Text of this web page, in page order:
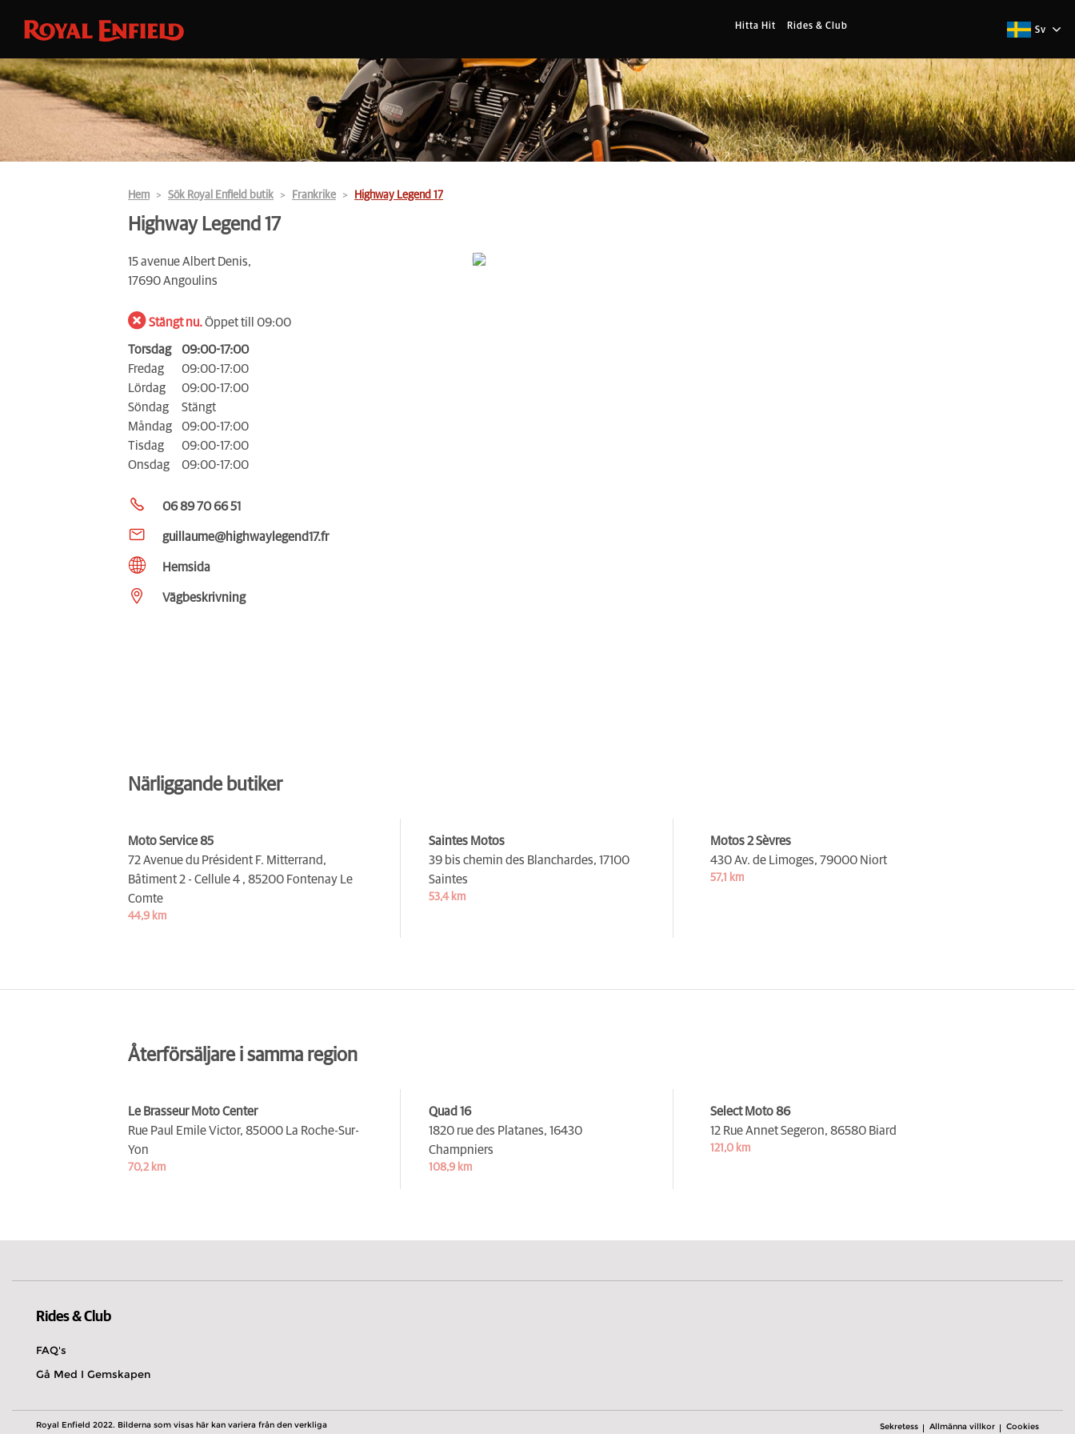
Hitta Hit Rides & Club Sv
Hem Sök Royal Enfield butik Frankrike Highway Legend 17
Highway Legend 17
15 avenue Albert Denis,
17690 Angoulins
Stängt nu.Öppet till 09:00
Torsdag
09:00-17:00
Fredag
09:00-17:00
Lördag
09:00-17:00
Söndag
Stängt
Måndag
09:00-17:00
Tisdag
09:00-17:00
Onsdag
09:00-17:00
06 89 70 66 51
guillaume@highwaylegend17.fr
Hemsida
Vägbeskrivning
Närliggande butiker
Moto Service 85
72 Avenue du Président F. Mitterrand,
Bâtiment 2 - Cellule 4 , 85200 Fontenay Le
Comte
44,9 km
Saintes Motos
39 bis chemin des Blanchardes, 17100
Saintes
53,4 km
Motos 2 Sèvres
430 Av. de Limoges, 79000 Niort
57,1 km
Återförsäljare i samma region
Le Brasseur Moto Center
Rue Paul Emile Victor, 85000 La Roche-Sur-
Yon
70,2 km
Quad 16
1820 rue des Platanes, 16430
Champniers
108,9 km
Select Moto 86
12 Rue Annet Segeron, 86580 Biard
121,0 km
Rides & Club
FAQ's
Gå Med I Gemskapen
Royal Enfield 2022. Bilderna som visas här kan variera från den verkliga Sekretess Allmänna villkor Cookies